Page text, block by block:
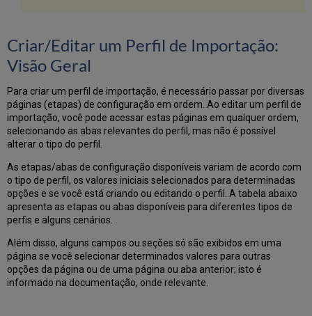
Bibliotecas/Localizações
Exemplo
da
1: Todos
os
subcampos
fazem
parte
de
um
único
campo
de
Exemplo
da
Opção
2: Biblioteca
Criar/Editar um Perfil de Importação:
Visão Geral
Para criar um perfil de importação, é necessário passar por diversas
páginas (etapas) de configuração em ordem. Ao editar um perfil de
importação, você pode acessar estas páginas em qualquer ordem,
selecionando as abas relevantes do perfil, mas não é possível
alterar o tipo do perfil.
As etapas/abas de configuração disponíveis variam de acordo com
o tipo de perfil, os valores iniciais selecionados para determinadas
opções e se você está criando ou editando o perfil. A tabela abaixo
apresenta as etapas ou abas disponíveis para diferentes tipos de
perfis e alguns cenários.
Além disso, alguns campos ou seções só são exibidos em uma
página se você selecionar determinados valores para outras
opções da página ou de uma página ou aba anterior; isto é
informado na documentação, onde relevante.